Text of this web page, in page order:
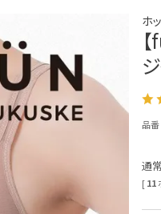
ホ
品
[11
通